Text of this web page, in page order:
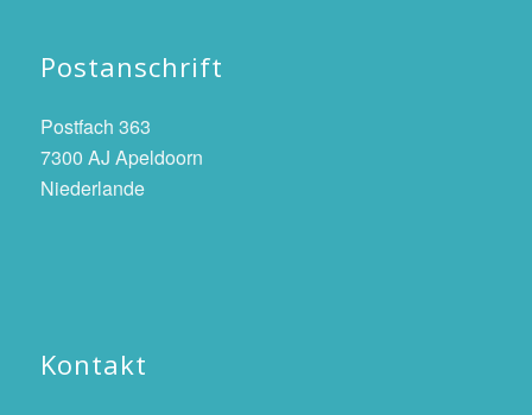
Postanschrift
Postfach 363
7300 AJ Apeldoorn
Niederlande
Kontakt